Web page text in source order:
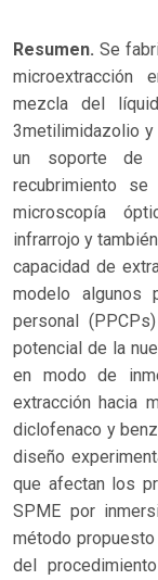
Resumen. Se
microextracción
mezcla del
3metilimidazolio
un soporte de
recubrimiento
microscopía
infrarrojo y
capacidad de
modelo algunos
personal
potencial de la
en modo de
extracción hacia
diclofenaco y
diseño
que afectan los
SPME por
método
del